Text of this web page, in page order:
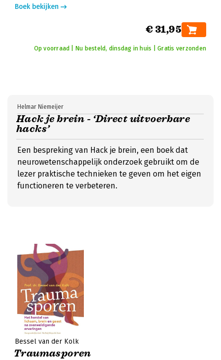
Boek bekijken
€ 31,95
Op voorraad | Nu besteld, dinsdag in huis | Gratis verzonden
Hack je brein - ‘Direct uitvoerbare
hacks’
Helmar Niemeijer
Een bespreking van Hack je brein, een boek dat
neurowetenschappelijk onderzoek gebruikt om de
lezer praktische technieken te geven om het eigen
functioneren te verbeteren.
Bessel van der Kolk
Traumasporen